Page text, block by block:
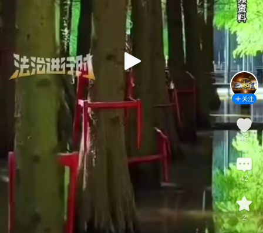
关注
46
42
2